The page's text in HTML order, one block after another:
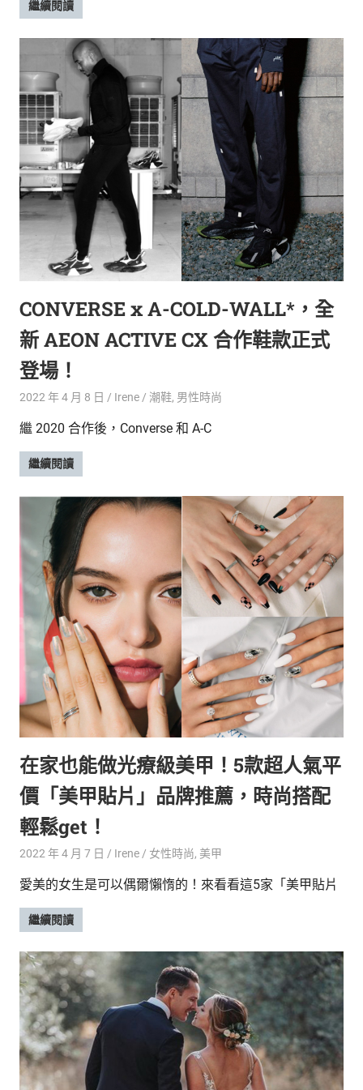
繼續閱讀
CONVERSE x A-COLD-WALL*，全
新 AEON ACTIVE CX 合作鞋款正式
登場！
2022 年 4 月 8 日 Irene 潮鞋, 男性時尚
繼 2020 合作後，Converse 和 A-C
繼續閱讀
在家也能做光療級美甲！5款超人氣平
價「美甲貼片」品牌推薦，時尚搭配
輕鬆get！
2022 年 4 月 7 日 Irene 女性時尚, 美甲
愛美的女生是可以偶爾懶惰的！來看看這5家「美甲貼片
繼續閱讀